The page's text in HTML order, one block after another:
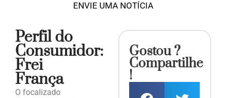
ENVIE UMA NOTÍCIA
Perfil do
Consumidor:
Frei
França
O focalizado
Gostou ?
Compartilhe
!